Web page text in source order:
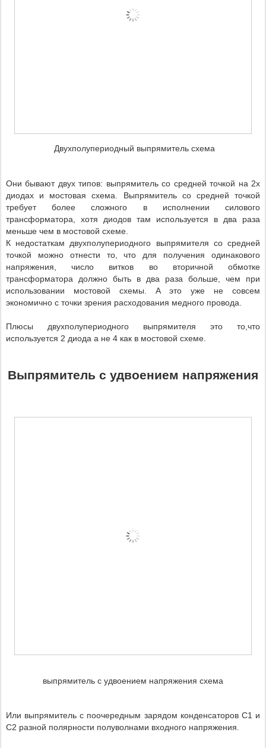
Двухполупериодный выпрямитель схема
Они бывают двух типов: выпрямитель со средней точкой на 2х
диодах и мостовая схема. Выпрямитель со средней точкой
требует более сложного в исполнении силового
трансформатора, хотя диодов там используется в два раза
меньше чем в мостовой схеме.
К недостаткам двухполупериодного выпрямителя со средней
точкой можно отнести то, что для получения одинакового
напряжения, число витков во вторичной обмотке
трансформатора должно быть в два раза больше, чем при
использовании мостовой схемы. А это уже не совсем
экономично с точки зрения расходования медного провода.
Плюсы двухполупериодного выпрямителя это то,что
используется 2 диода а не 4 как в мостовой схеме.
Выпрямитель с удвоением напряжения
выпрямитель с удвоением напряжения схема
Или выпрямитель с поочередным зарядом конденсаторов С1 и
С2 разной полярности полуволнами входного напряжения.